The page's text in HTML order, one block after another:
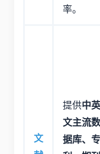
率。
文
提供中英
文主流数
据库、专